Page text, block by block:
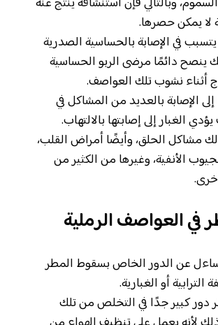
لا يمكن حصرها.
يتسبب في الإصابة بالحساسية الصدرية
ينصح دائمًا مرضى الربو الحساسية
أثناء نشوب تلك العواصف.
الإصابة بالعديد من المشاكل في
الغبار إلى إصابتها بالالتهاب.
مشاكل الحلق، وأيضًا أمراض القلب،
الأنفية، وغيرها من الكثير من
في العواصف الرملية
عن الدور الخاص بسقوط المطر
الترابية أو الغبارية.
دور كبير جدًا في التخلص من تلك